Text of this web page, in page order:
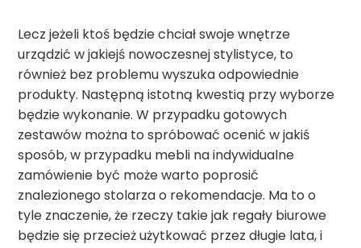
Lecz jeżeli ktoś będzie chciał swoje wnętrze
urządzić w jakiejś nowoczesnej stylistyce, to
również bez problemu wyszuka odpowiednie
produkty. Następną istotną kwestią przy wyborze
będzie wykonanie. W przypadku gotowych
zestawów można to spróbować ocenić w jakiś
sposób, w przypadku mebli na indywidualne
zamówienie być może warto poprosić
znalezionego stolarza o rekomendacje. Ma to o
tyle znaczenie, że rzeczy takie jak regały biurowe
będzie się przecież użytkować przez długie lata, i